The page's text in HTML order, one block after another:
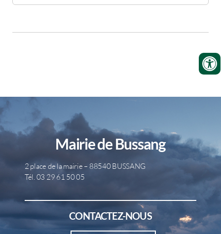
Mairie de Bussang
2 place de la mairie – 88540 BUSSANG
Tél. 03 29 61 50 05
CONTACTEZ-NOUS